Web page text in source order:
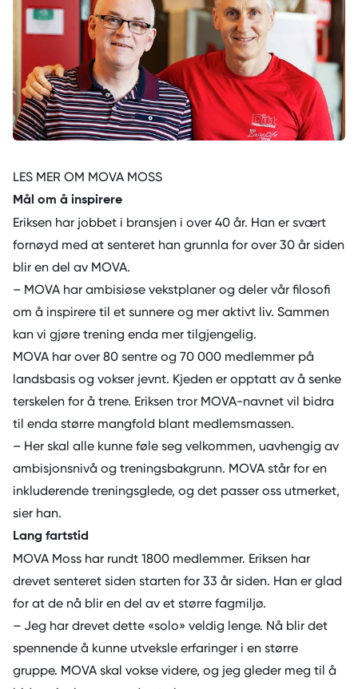
LES MER OM MOVA MOSS
Mål om å inspirere
Eriksen har jobbet i bransjen i over 40 år. Han er svært
fornøyd med at senteret han grunnla for over 30 år siden
blir en del av MOVA.
– MOVA har ambisiøse vekstplaner og deler vår filosofi
om å inspirere til et sunnere og mer aktivt liv. Sammen
kan vi gjøre trening enda mer tilgjengelig.
MOVA har over 80 sentre og 70 000 medlemmer på
landsbasis og vokser jevnt. Kjeden er opptatt av å senke
terskelen for å trene. Eriksen tror MOVA-navnet vil bidra
til enda større mangfold blant medlemsmassen.
– Her skal alle kunne føle seg velkommen, uavhengig av
ambisjonsnivå og treningsbakgrunn. MOVA står for en
inkluderende treningsglede, og det passer oss utmerket,
sier han.
Lang fartstid
MOVA Moss har rundt 1800 medlemmer. Eriksen har
drevet senteret siden starten for 33 år siden. Han er glad
for at de nå blir en del av et større fagmiljø.
– Jeg har drevet dette «solo» veldig lenge. Nå blir det
spennende å kunne utveksle erfaringer i en større
gruppe. MOVA skal vokse videre, og jeg gleder meg til å